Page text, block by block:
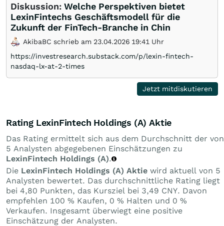
Diskussion: Welche Perspektiven bietet
LexinFintechs Geschäftsmodell für die
Zukunft der FinTech-Branche in Chin
AkibaBC schrieb am 23.04.2026 19:41 Uhr
https://investresearch.substack.com/p/lexin-fintech-
nasdaq-lx-at-2-times
Jetzt mitdiskutieren
Rating LexinFintech Holdings (A) Aktie
Das Rating ermittelt sich aus dem Durchschnitt der von
5 Analysten abgegebenen Einschätzungen zu
LexinFintech Holdings (A).
Die LexinFintech Holdings (A) Aktie wird aktuell von 5
Analysten bewertet. Das durchschnittliche Rating liegt
bei 4,80 Punkten, das Kursziel bei 3,49 CNY. Davon
empfehlen 100 % Kaufen, 0 % Halten und 0 %
Verkaufen. Insgesamt überwiegt eine positive
Einschätzung der Analysten.